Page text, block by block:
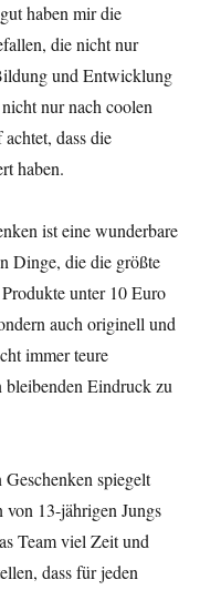
haben mir die
die nicht nur
und Entwicklung
nur nach coolen
dass die
haben.
ist eine wunderbare
Dinge, die die größte
unter 10 Euro
auch originell und
immer teure
bleibenden Eindruck zu
spiegelt
13-jährigen Jungs
Team viel Zeit und
dass für jeden